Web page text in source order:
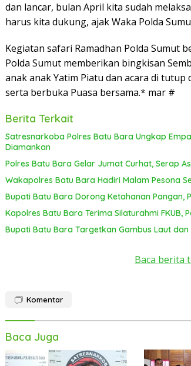
dan lancar, bulan April kita sudah
harus kita dukung, ajak Waka Polda
Kegiatan safari Ramadhan Polda Sumut
Polda Sumut memberikan bingkisan
anak anak Yatim Piatu dan acara di
serta berbuka Puasa bersama.* mar #
Berita Terkait
Satresnarkoba Polres Batu Bara Ungkap
Diamankan
Polres Batu Bara Gelar Jumat Curhat, Serap
Wakapolres Batu Bara Hadiri Malam Pesona
Bupati Batu Bara Dorong Ketahanan Pangan,
Kapolres Batu Bara Terima Silaturahmi
Bupati Batu Bara Targetkan Gambus Laut
Baca berita
Komentar
Baca Juga